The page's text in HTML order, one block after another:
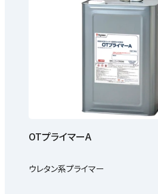
OTプライマーA
ウレタン系プライマー